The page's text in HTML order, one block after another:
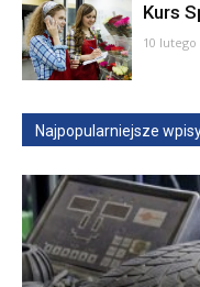
Kurs
10 lutego
Najpopularniejsze